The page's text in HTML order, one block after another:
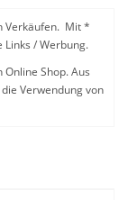
Verkäufen. Mit *
/ Werbung.
Shop. Aus
Verwendung von